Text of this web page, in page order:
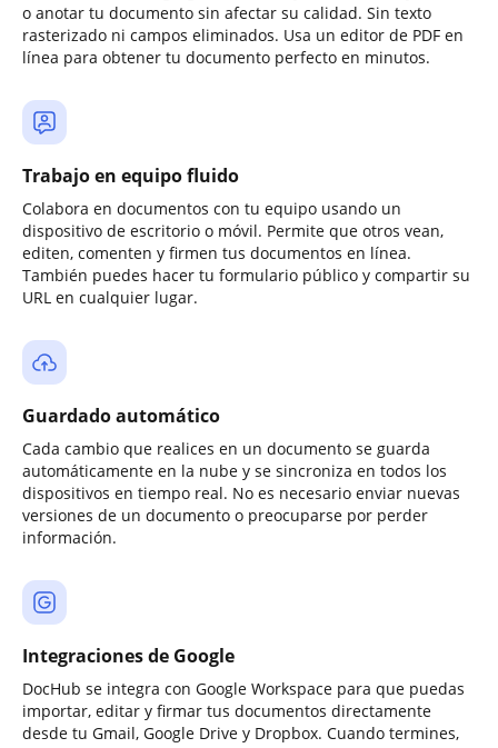
o anotar tu documento sin afectar su calidad. Sin texto
rasterizado ni campos eliminados. Usa un editor de PDF en
línea para obtener tu documento perfecto en minutos.
Trabajo en equipo fluido
Colabora en documentos con tu equipo usando un
dispositivo de escritorio o móvil. Permite que otros vean,
editen, comenten y firmen tus documentos en línea.
También puedes hacer tu formulario público y compartir su
URL en cualquier lugar.
Guardado automático
Cada cambio que realices en un documento se guarda
automáticamente en la nube y se sincroniza en todos los
dispositivos en tiempo real. No es necesario enviar nuevas
versiones de un documento o preocuparse por perder
información.
Integraciones de Google
DocHub se integra con Google Workspace para que puedas
importar, editar y firmar tus documentos directamente
desde tu Gmail, Google Drive y Dropbox. Cuando termines,